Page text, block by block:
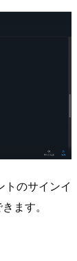
トのサインイ
ます。